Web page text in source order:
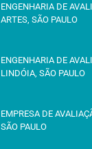
ENGENHARIA DE
ARTES, SÃO PAULO
ENGENHARIA DE
LINDÓIA, SÃO PAULO
EMPRESA DE
SÃO PAULO